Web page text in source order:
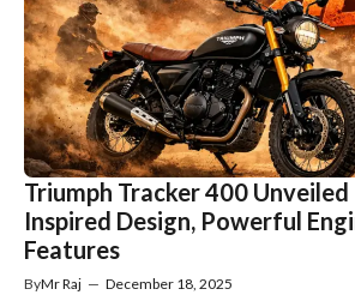
Triumph Tracker 400
Inspired Design, Powerful
Features
ByMr Raj — December 18, 2025